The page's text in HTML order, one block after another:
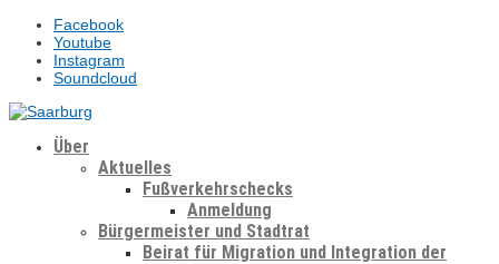
Facebook
Youtube
Instagram
Soundcloud
Über
Aktuelles
Fußverkehrschecks
Anmeldung
Bürgermeister und Stadtrat
Beirat für Migration und Integration der